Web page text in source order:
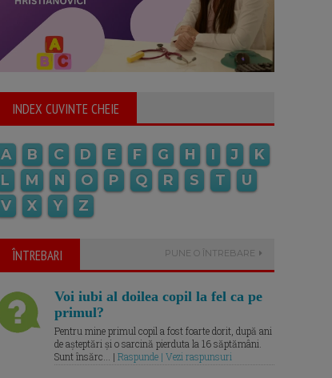
INDEX CUVINTE CHEIE
A B C D E F G H I J
K
L
M N O P Q R S T
U
V
X Y Z
ÎNTREBARI PUNE O ÎNTREBARE
Voi iubi al doilea copil la fel ca pe
primul?
Pentru mine primul copil a fost foarte dorit, după ani
de așteptări și o sarcină pierduta la 16 săptămâni.
Sunt însărc... | Raspunde | Vezi raspunsuri